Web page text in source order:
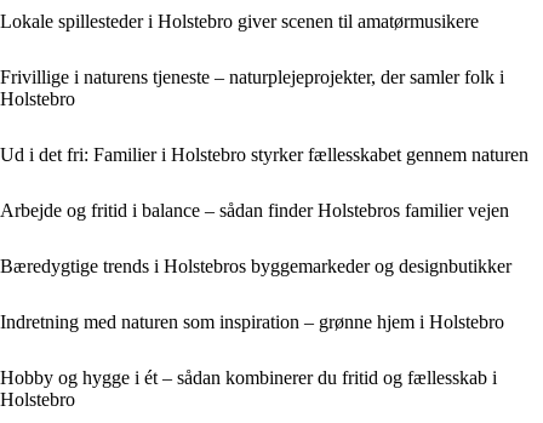
Lokale spillesteder i Holstebro giver scenen til amatørmusikere
Frivillige i naturens tjeneste – naturplejeprojekter, der samler folk i
Holstebro
Ud i det fri: Familier i Holstebro styrker fællesskabet gennem naturen
Arbejde og fritid i balance – sådan finder Holstebros familier vejen
Bæredygtige trends i Holstebros byggemarkeder og designbutikker
Indretning med naturen som inspiration – grønne hjem i Holstebro
Hobby og hygge i ét – sådan kombinerer du fritid og fællesskab i
Holstebro